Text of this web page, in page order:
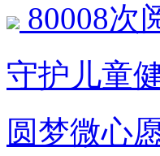
80008次
守护儿童
圆梦微心